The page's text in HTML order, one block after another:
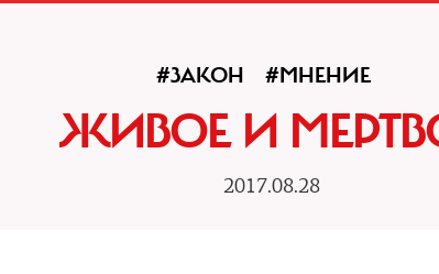
#ЗАКОН #МНЕНИЕ
ЖИВОЕ И
2017.08.28